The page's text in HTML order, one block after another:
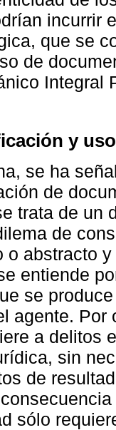
incurrir
que se
de
Integral
y
se ha
de
trata de un
de
o abstracto
entiende
se
agente.
a delitos
sin
de
sólo